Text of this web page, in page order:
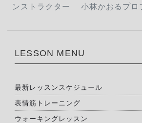
ンストラクター 小林かおるプロ
LESSON MENU
最新レッスンスケジュール
表情筋トレーニング
ウォーキングレッスン